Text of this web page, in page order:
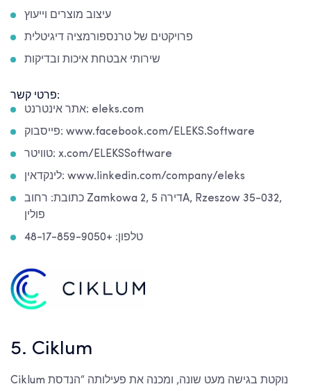
עיצוב מוצרים וייעוץ
פרויקטים של טרנספורמציה דיגיטלית
שירותי אבטחת איכות ובדיקות
פרטי קשר:
אתר אינטרנט: eleks.com
פייסבוק: www.facebook.com/ELEKS.Software
טוויטר: x.com/ELEKSSoftware
לינקדאין: www.linkedin.com/company/eleks
כתובת: רחוב Zamkowa 2, דירה 5A, Rzeszow 35-032,
פולין
טלפון: +48-17-859-9050
5. Ciklum
Ciklum נוקטת בגישה מעט שונה, ומכנה את פעילותה “הנדסת